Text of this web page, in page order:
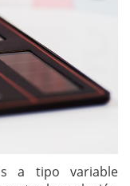
a tipo variable